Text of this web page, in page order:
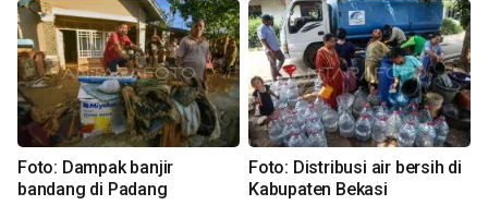
Foto: Dampak banjir
bandang di Padang
Foto: Distribusi air bersih di
Kabupaten Bekasi